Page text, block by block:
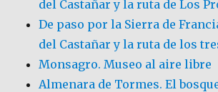
del Castañar y la ruta de Los
De paso por la Sierra de
del Castañar y la ruta de los
Monsagro. Museo al aire libre
Almenara de Tormes. El